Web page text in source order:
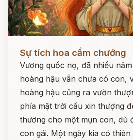
Sự tích hoa cẩm chướng
Vương quốc nọ, đã nhiều
hoàng hậu vẫn chưa có con,
hoàng hậu cũng ra vườn
phía mặt trời cầu xin thượng
thương cho một mụn con, dù
con gái. Một ngày kia có